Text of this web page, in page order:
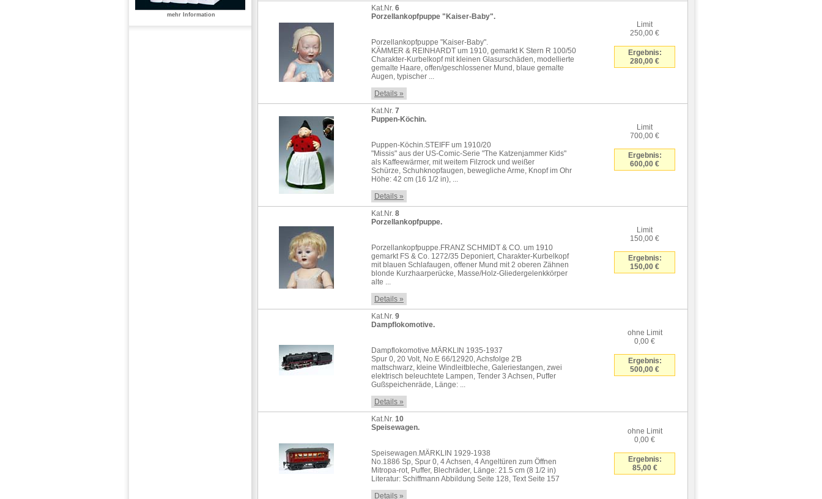
mehr Information
Kat.Nr. 6
Porzellankopfpuppe "Kaiser-Baby".
Porzellankopfpuppe "Kaiser-Baby".
KÄMMER & REINHARDT um 1910, gemarkt K Stern R 100/50
Charakter-Kurbelkopf mit kleinen Glasurschäden, modellierte
gemalte Haare, offen/geschlossener Mund, blaue gemalte
Augen, typischer ...
Details »
Limit
250,00 €
Ergebnis:
280,00 €
Kat.Nr. 7
Puppen-Köchin.
Puppen-Köchin.STEIFF um 1910/20
"Missis" aus der US-Comic-Serie "The Katzenjammer Kids"
als Kaffeewärmer, mit weitem Filzrock und weißer
Schürze, Schuhknopfaugen, bewegliche Arme, Knopf im Ohr
Höhe: 42 cm (16 1/2 in), ...
Details »
Limit
700,00 €
Ergebnis:
600,00 €
Kat.Nr. 8
Porzellankopfpuppe.
Porzellankopfpuppe.FRANZ SCHMIDT & CO. um 1910
gemarkt FS & Co. 1272/35 Deponiert, Charakter-Kurbelkopf
mit blauen Schlafaugen, offener Mund mit 2 oberen Zähnen
blonde Kurzhaarperücke, Masse/Holz-Gliedergelenkkörper
alte ...
Details »
Limit
150,00 €
Ergebnis:
150,00 €
Kat.Nr. 9
Dampflokomotive.
Dampflokomotive.MÄRKLIN 1935-1937
Spur 0, 20 Volt, No.E 66/12920, Achsfolge 2'B
mattschwarz, kleine Windleitbleche, Galeriestangen, zwei
elektrisch beleuchtete Lampen, Tender 3 Achsen, Puffer
Gußspeichenräde, Länge: ...
Details »
ohne Limit
0,00 €
Ergebnis:
500,00 €
Kat.Nr. 10
Speisewagen.
Speisewagen.MÄRKLIN 1929-1938
No.1886 Sp, Spur 0, 4 Achsen, 4 Angeltüren zum Öffnen
Mitropa-rot, Puffer, Blechräder, Länge: 21.5 cm (8 1/2 in)
Literatur: Schiffmann Abbildung Seite 128, Text Seite 157
Details »
ohne Limit
0,00 €
Ergebnis:
85,00 €